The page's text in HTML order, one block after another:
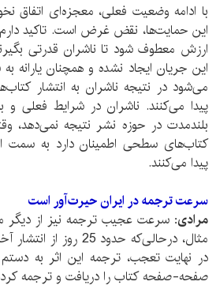
با ادامه وضعیت فعلی، معجزه‌ای اتفاق
این حمایت‌ها، نقض غرض است. تاکید دارم
ارزش معطوف شود تا ناشران قدرتی
این جریان ایجاد نشده و همچنان یارانه
می‌شود در نتیجه ناشران به انتشار
پیدا می‌کنند. ناشران در شرایط فعلی و
بلند‌مدت در حوزه نشر نتیجه
کتاب‌های سطحی اطمینان دارد به سمت
پیدا می‌‌کنند.
سرعت ترجمه در ایران حیرت‌آور است
مرادی: سرعت عجیب ترجمه نیز از دیگر
مثال، در‌حالی‌‌که حدود
در نهایت تعجب، ترجمه این اثر به
صفحه-صفحه کتاب را دریافت و ترجمه